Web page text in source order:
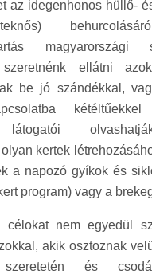
az idegenhonos hüllő-
magyarországi
szeretnénk ellátni
be jó szándékkal,
látogatói
kertek
a napozó gyíkok és
program) vagy a
célokat nem egyedül
akik osztoznak
szeretetén és